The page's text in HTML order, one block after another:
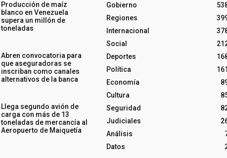
Producción de maíz
blanco en Venezuela
supera un millón de
toneladas
Abren convocatoria para
que aseguradoras se
inscriban como canales
alternativos de la banca
Llega segundo avión de
carga con más de 13
toneladas de mercancía al
Aeropuerto de Maiquetía
Gobierno
Regiones
Internacional
Social
Deportes
Política
Economía
Cultura
Seguridad
Judiciales
Análisis
Datos